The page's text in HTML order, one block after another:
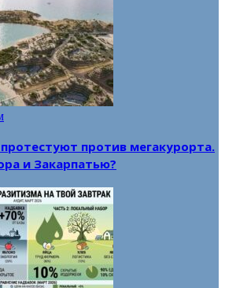
против мегакурорта.
и Закарпатью?